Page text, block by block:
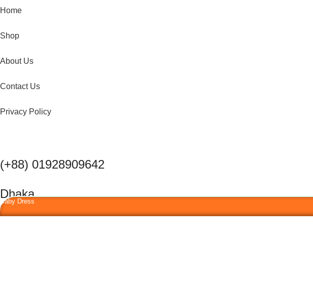
Baby Dress
Home
Shop
About Us
Contact Us
Privacy Policy
(+88) 01928909642
Dhaka
Developed By XeonBiz